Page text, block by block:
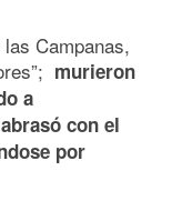
Campanas,
murieron
a
con el
por